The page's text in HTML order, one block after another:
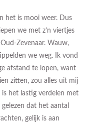
het is mooi weer. Dus
we met z’n viertjes
Zevenaar. Wauw,
we weg. Ik vond
afstand te lopen, want
zitten, zou alles uit mij
het lastig verdelen met
dat het aantal
gelijk is aan